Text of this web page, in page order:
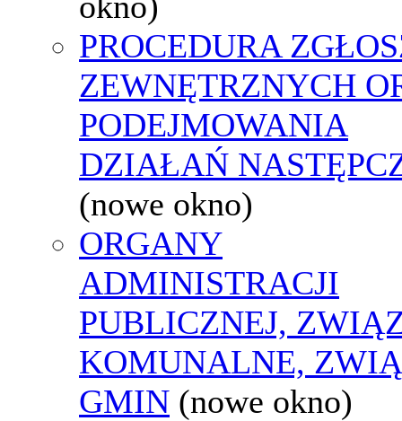
PROCEDURA
ZEWNĘTRZNYCH
PODEJMOWANIA
DZIAŁAŃ
(nowe okno)
ORGANY
ADMINISTRACJI
PUBLICZNEJ,
KOMUNALNE,
GMIN (nowe okno)